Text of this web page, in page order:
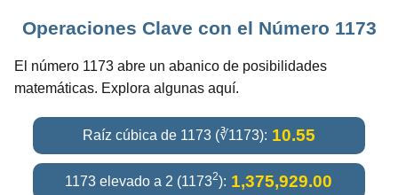
Operaciones Clave con el Número 1173
El número 1173 abre un abanico de posibilidades
matemáticas. Explora algunas aquí.
Raíz cúbica de 1173 (∛1173): 10.55
1173 elevado a 2 (11732): 1,375,929.00